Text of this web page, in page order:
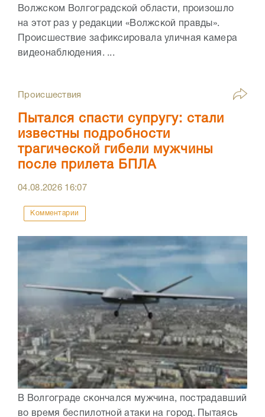
Волжском Волгоградской области, произошло
на этот раз у редакции «Волжской правды».
Происшествие зафиксировала уличная камера
видеонаблюдения. ...
Происшествия
Пытался спасти супругу: стали
известны подробности
трагической гибели мужчины
после прилета БПЛА
04.08.2026 16:07
Комментарии
В Волгограде скончался мужчина, пострадавший
во время беспилотной атаки на город. Пытаясь